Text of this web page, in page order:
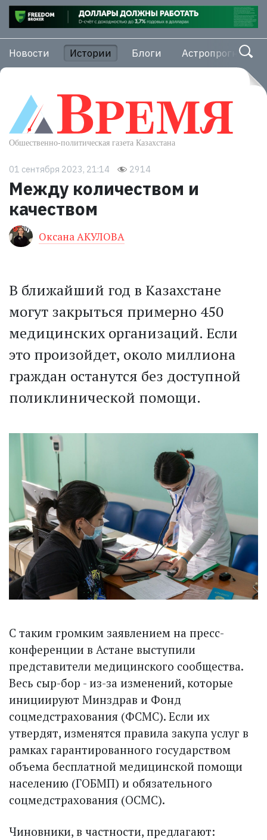
Новости Истории Блоги Астропрогноз
01 сентября 2023, 21:14 2914
Между количеством и
качеством
Оксана АКУЛОВА
В ближайший год в Казахстане
могут закрыться примерно 450
медицинских организаций. Если
это произойдет, около миллиона
граждан останутся без доступной
поликлинической помощи.
С таким громким заявлением на пресс-
конференции в Астане выступили
представители медицинского сообщества.
Весь сыр-бор - из-за изменений, которые
инициируют Минздрав и Фонд
соцмедстрахования (ФСМС). Если их
утвердят, изменятся правила закупа услуг в
рамках гарантированного государством
объема бесплатной медицинской помощи
населению (ГОБМП) и обязательного
соцмедстрахования (ОСМС).
Чиновники, в частности, предлагают: